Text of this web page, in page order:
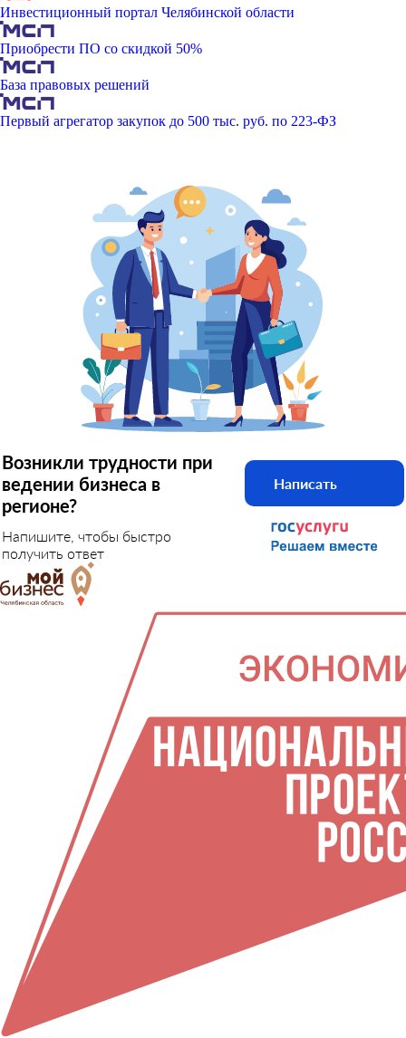
Инвестиционный портал Челябинской области
Приобрести ПО со скидкой 50%
База правовых решений
Первый агрегатор закупок до 500 тыс. руб. по 223-ФЗ
Возникли трудности при
ведении бизнеса в
регионе?
Напишите, чтобы быстро
получить ответ
Написать